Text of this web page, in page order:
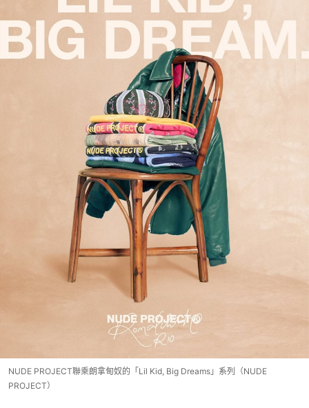
NUDE PROJECT聯乘朗拿甸奴的「Lil Kid, Big Dreams」系列（NUDE
PROJECT）